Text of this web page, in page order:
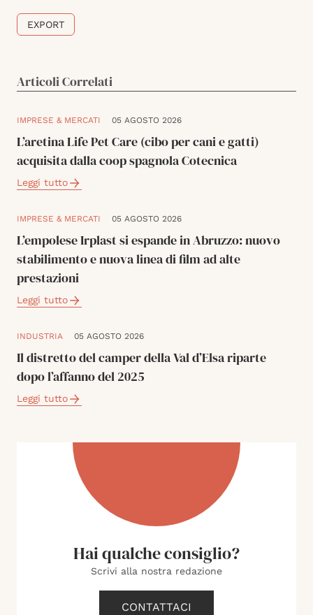
EXPORT
Articoli Correlati
IMPRESE & MERCATI 05 AGOSTO 2026
L’aretina Life Pet Care (cibo per cani e gatti)
acquisita dalla coop spagnola Cotecnica
Leggi tutto
IMPRESE & MERCATI 05 AGOSTO 2026
L’empolese Irplast si espande in Abruzzo: nuovo
stabilimento e nuova linea di film ad alte
prestazioni
Leggi tutto
INDUSTRIA 05 AGOSTO 2026
Il distretto del camper della Val d’Elsa riparte
dopo l’affanno del 2025
Leggi tutto
Hai qualche consiglio?
Scrivi alla nostra redazione
CONTATTACI